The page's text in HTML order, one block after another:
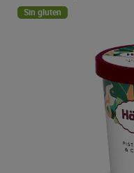
Sin gluten